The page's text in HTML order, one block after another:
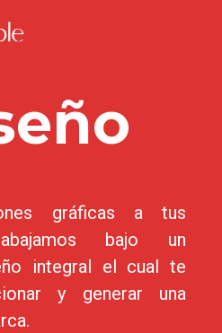
gráficas a tus
bajo un
integral el cual te
y generar una